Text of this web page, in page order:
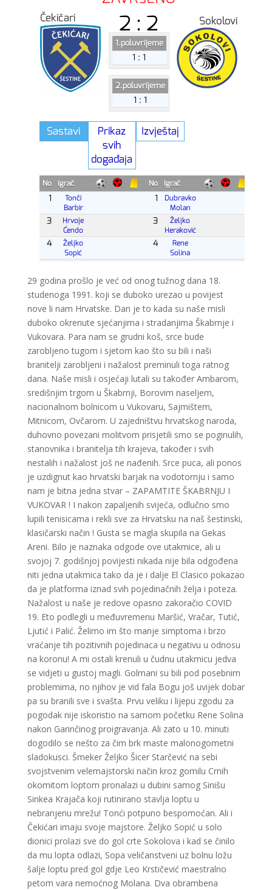
29 godina prošlo je već od onog tužnog dana 18.
studenoga 1991. koji se duboko urezao u povijest
nove li nam Hrvatske. Dan je to kada su naše misli
duboko okrenute sjećanjima i stradanjima Škabrnje i
Vukovara. Para nam se grudni koš, srce bude
zarobljeno tugom i sjetom kao što su bili i naši
branitelji zarobljeni i nažalost preminuli toga ratnog
dana. Naše misli i osjećaji lutali su također Ambarom,
središnjim trgom u Škabrnji, Borovim naseljem,
nacionalnom bolnicom u Vukovaru, Sajmištem,
Mitnicom, Ovčarom. U zajedništvu hrvatskog naroda,
duhovno povezani molitvom prisjetili smo se poginulih,
stanovnika i branitelja tih krajeva, također i svih
nestalih i nažalost još ne nađenih. Srce puca, ali ponos
je uzdignut kao hrvatski barjak na vodotornju i samo
nam je bitna jedna stvar – ZAPAMTITE ŠKABRNJU I
VUKOVAR ! I nakon zapaljenih svijeća, odlučno smo
lupili tenisicama i rekli sve za Hrvatsku na naš šestinski,
klasičarski način ! Gusta se magla skupila na Gekas
Areni. Bilo je naznaka odgode ove utakmice, ali u
svojoj 7. godišnjoj povijesti nikada nije bila odgođena
niti jedna utakmica tako da je i dalje El Clasico pokazao
da je platforma iznad svih pojedinačnih želja i poteza.
Nažalost u naše je redove opasno zakoračio COVID
19. Eto podlegli u međuvremenu Maršić, Vračar, Tutić,
Ljutić i Palić. Želimo im što manje simptoma i brzo
vraćanje tih pozitivnih pojedinaca u negativu u odnosu
na koronu! A mi ostali krenuli u čudnu utakmicu jedva
se vidjeti u gustoj magli. Golmani su bili pod posebnim
problemima, no njihov je vid fala Bogu još uvijek dobar
pa su branili sve i svašta. Prvu veliku i lijepu zgodu za
pogodak nije iskoristio na samom početku Rene Solina
nakon Garinčinog proigravanja. Ali zato u 10. minuti
dogodilo se nešto za čim brk maste malonogometni
sladokusci. Šmeker Željko Šicer Starčević na sebi
svojstvenim velemajstorski način kroz gomilu Crnih
okomitom loptom pronalazi u dubini samog Sinišu
Sinkea Krajača koji rutinirano stavlja loptu u
nebranjenu mrežu! Tonći potpuno bespomoćan. Ali i
Čekićari imaju svoje majstore. Željko Sopić u solo
dionici prolazi sve do gol crte Sokolova i kad se činilo
da mu lopta odlazi, Sopa veličanstveni uz bolnu ložu
šalje loptu pred gol gdje Leo Krstičević maestralno
petom vara nemoćnog Molana. Dva obrambena